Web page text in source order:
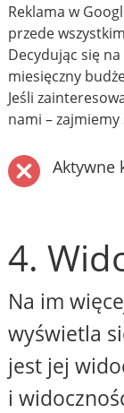
Reklama w
przede
Decydując się
miesięczny
Jeśli
nami –
Aktywne
4.
Na im
wyświetla
jest jej
i